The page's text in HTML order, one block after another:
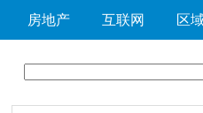
房地产 互联网 区